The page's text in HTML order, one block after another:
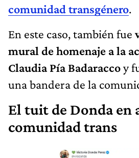
comunidad transgénero.
En este caso, también fue
mural de homenaje a la
Claudia Pía Badaraccoy
una bandera de la
El tuit de Donda en
comunidad trans